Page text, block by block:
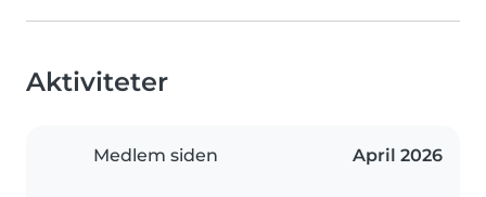
Aktiviteter
Medlem siden April 2026